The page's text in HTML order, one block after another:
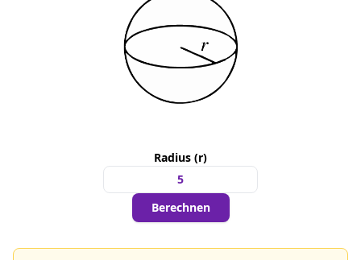
Radius (r)
Berechnen